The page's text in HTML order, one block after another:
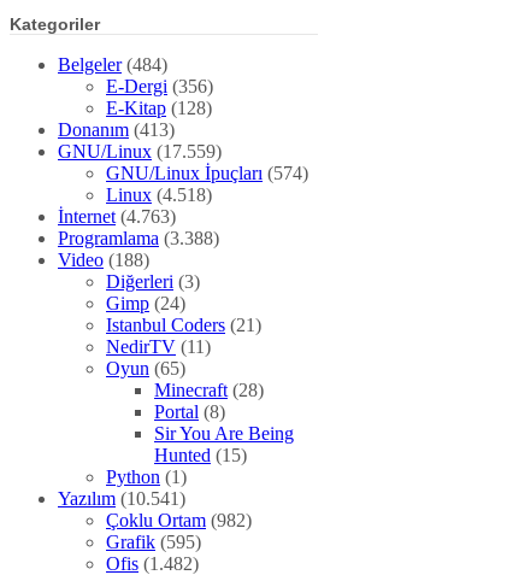
Kategoriler
Belgeler(484)
E-Dergi (356)
E-Kitap (128)
Donanım (413)
GNU/Linux (17.559)
GNU/Linux İpuçları (574)
Linux (4.518)
İnternet (4.763)
Programlama (3.388)
Video (188)
Diğerleri (3)
Gimp (24)
Istanbul Coders (21)
NedirTV (11)
Oyun (65)
Minecraft (28)
Portal (8)
Sir You Are Being
Hunted (15)
Python (1)
Yazılım (10.541)
Çoklu Ortam (982)
Grafik (595)
Ofis (1.482)